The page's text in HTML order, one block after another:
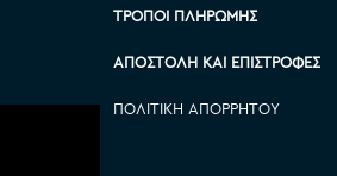
ΤΡΌΠΟΙ ΠΛΗΡΩΜΉΣ
ΑΠΟΣΤΟΛΉ ΚΑΙ ΕΠΙΣΤΡΟΦΈΣ
ΠΟΛΙΤΙΚΉ ΑΠΟΡΡΉΤΟΥ